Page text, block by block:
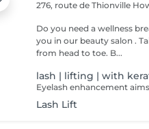
276, route de Thionville
Do you need a wellness break? Treat yourself to a
you in our beauty salon . Tailor-made treatments to pamper you
from head to toe. B...
lash | lifting | with
Lash Lift